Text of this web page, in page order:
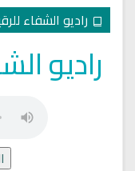
راديو الشفاء
راديو